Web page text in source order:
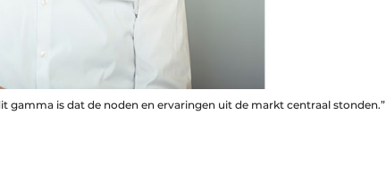
gamma is dat de noden en ervaringen uit de markt centraal stonden.”